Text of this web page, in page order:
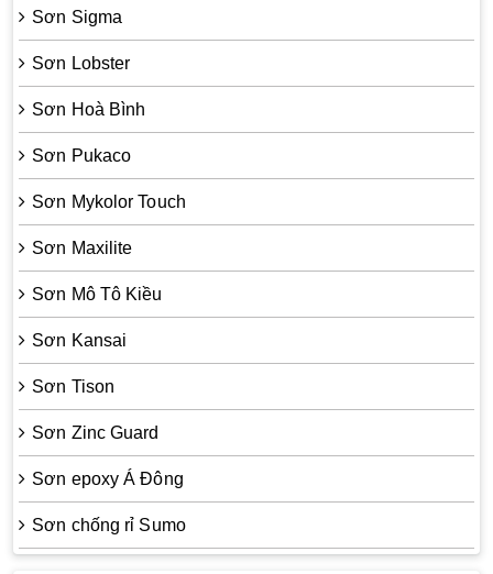
Sơn Sigma
Sơn Lobster
Sơn Hoà Bình
Sơn Pukaco
Sơn Mykolor Touch
Sơn Maxilite
Sơn Mô Tô Kiều
Sơn Kansai
Sơn Tison
Sơn Zinc Guard
Sơn epoxy Á Đông
Sơn chống rỉ Sumo